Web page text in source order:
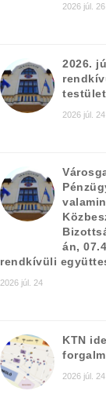
2026 júl. 26
2026.
2026 júl. 24
án,
rendkívüli
2026 júl. 24
KTN
2026 júl. 24